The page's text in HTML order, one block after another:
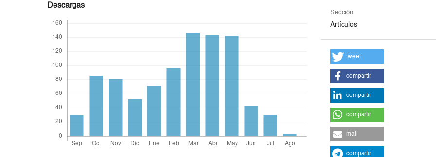
Descargas
Sección
Artículos
tweet
compartir
compartir
compartir
mail
compartir